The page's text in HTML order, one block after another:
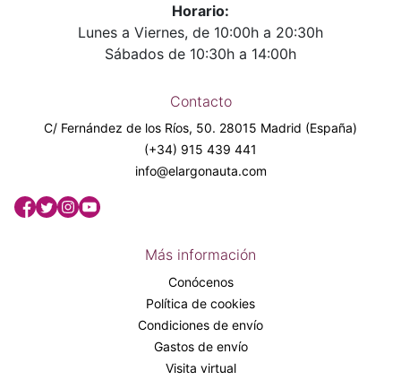
Horario:
Lunes a Viernes, de 10:00h a 20:30h
Sábados de 10:30h a 14:00h
Contacto
C/ Fernández de los Ríos, 50. 28015 Madrid (España)
(+34) 915 439 441
info@elargonauta.com
Más información
Conócenos
Política de cookies
Condiciones de envío
Gastos de envío
Visita virtual